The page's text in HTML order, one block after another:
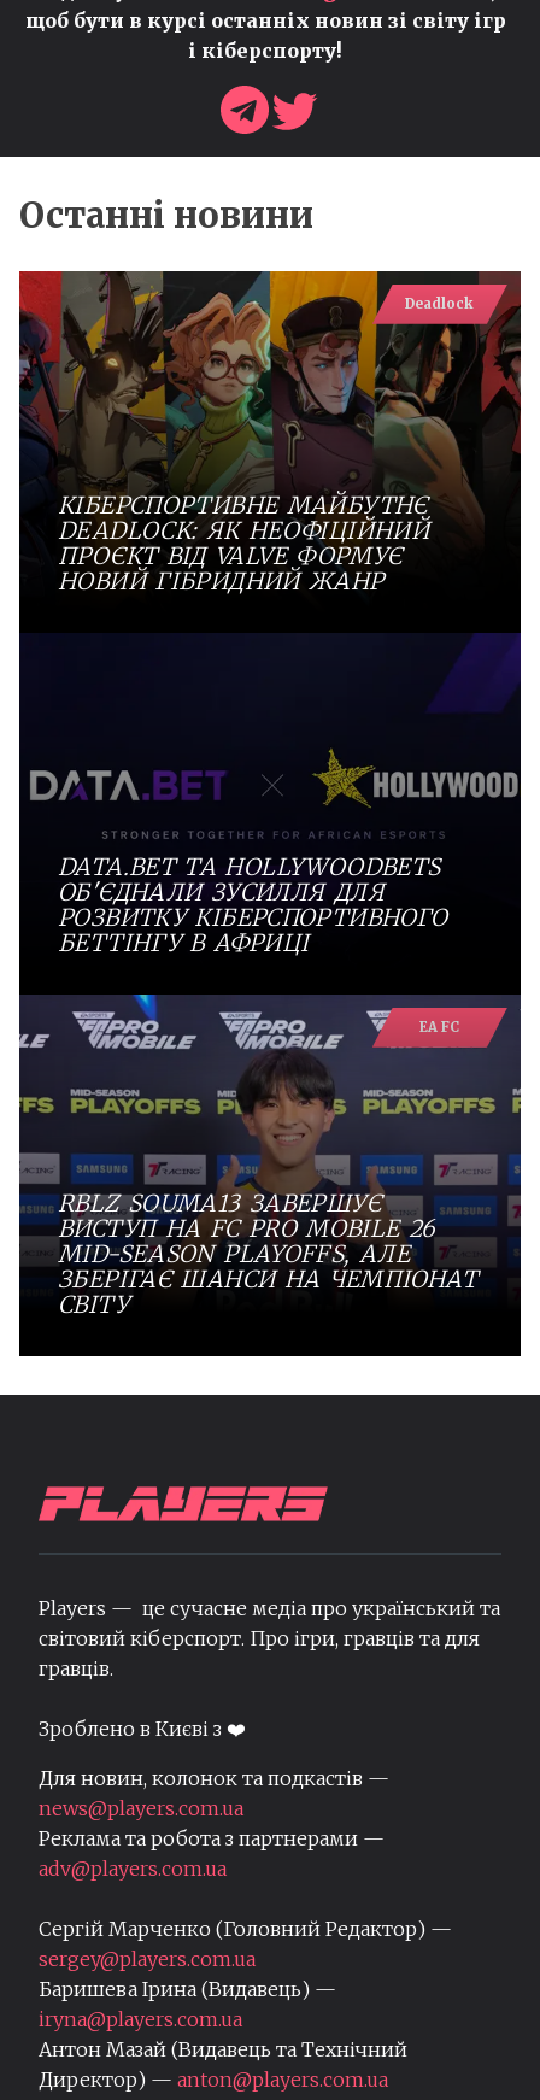
щоб бути в курсі останніх новин зі світу ігр
і кіберспорту!
Останні новини
Deadlock
КІБЕРСПОРТИВНЕ МАЙБУТНЄ
DEADLOCK: ЯК НЕОФІЦІЙНИЙ
ПРОЄКТ ВІД VALVE ФОРМУЄ
НОВИЙ ГІБРИДНИЙ ЖАНР
DATA.BET ТА HOLLYWOODBETS
ОБ'ЄДНАЛИ ЗУСИЛЛЯ ДЛЯ
РОЗВИТКУ КІБЕРСПОРТИВНОГО
БЕТТІНГУ В АФРИЦІ
EA FC
RBLZ SOUMA13 ЗАВЕРШУЄ
ВИСТУП НА FC PRO MOBILE 26
MID-SEASON PLAYOFFS, АЛЕ
ЗБЕРІГАЄ ШАНСИ НА ЧЕМПІОНАТ
СВІТУ
Players — це сучасне медіа про український та
світовий кіберспорт. Про ігри, гравців та для
гравців.
Зроблено в Києві з ❤️
Для новин, колонок та подкастів —
news@players.com.ua
Реклама та робота з партнерами —
adv@players.com.ua
Сергій Марченко (Головний Редактор) —
sergey@players.com.ua
Баришева Ірина (Видавець) —
iryna@players.com.ua
Антон Мазай (Видавець та Технічний
Директор) — anton@players.com.ua